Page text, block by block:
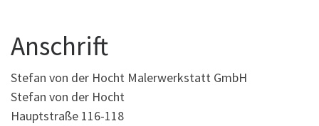
Anschrift
Stefan von der Hocht Malerwerkstatt GmbH
Stefan von der Hocht
Hauptstraße 116-118